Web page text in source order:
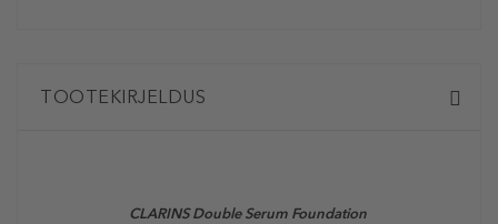
TOOTEKIRJELDUS
CLARINS Double Serum Foundation